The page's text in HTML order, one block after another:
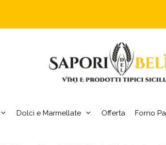
Dolci e Marmellate Offerta Forno